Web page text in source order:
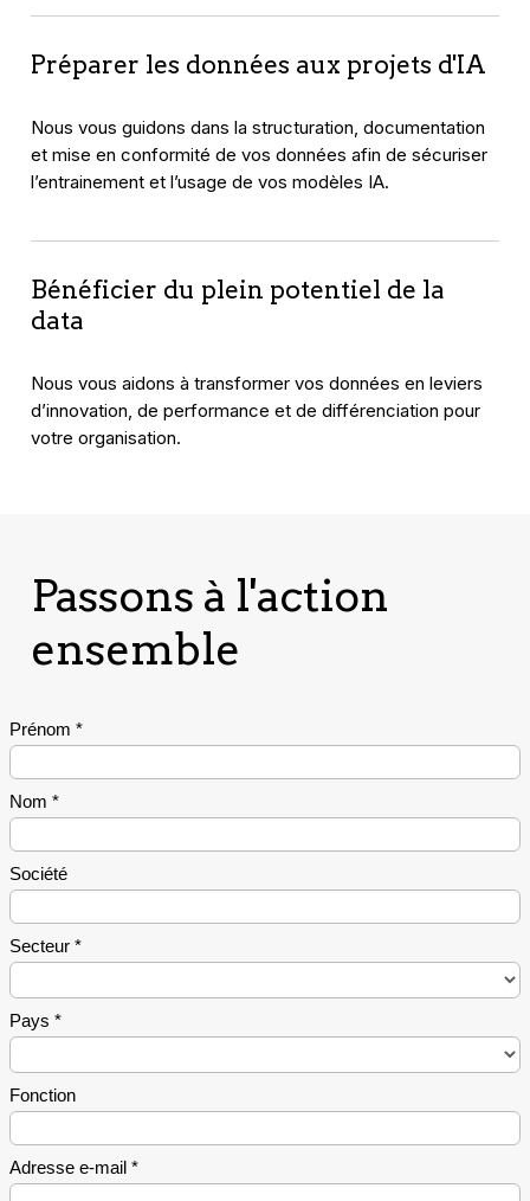
Préparer les données aux projets d'IA
Nous vous guidons dans la structuration, documentation
et mise en conformité de vos données afin de sécuriser
l’entrainement et l’usage de vos modèles IA.
Bénéficier du plein potentiel de la
data
Nous vous aidons à transformer vos données en leviers
d’innovation, de performance et de différenciation pour
votre organisation.
Passons à l'action
ensemble